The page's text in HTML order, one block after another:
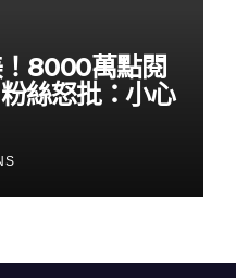
8000萬點閱
絲怒批：小心